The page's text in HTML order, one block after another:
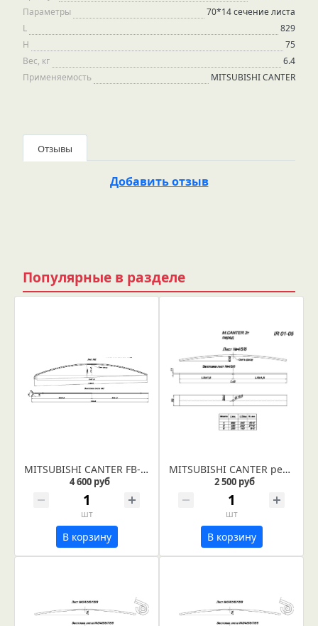
Параметры
70*14 сечение листа
L
829
H
75
Вес, кг
6.4
Применяемость
MITSUBISHI CANTER
Отзывы
Добавить отзыв
Популярные в разделе
MITSUBISHI CANTER FB-551B 2т рессора задняя лист №2 (Арт. IR 01-04-02)
4 600 руб
шт
В корзину
MITSUBISHI CANTER рессора передняя лист № 6 (Арт. IR 01-05-06)
2 500 руб
шт
В корзину